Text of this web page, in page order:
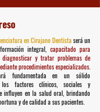
en Cirujano Dentista será un
integral, capacitado para
diagnosticar y tratar problemas de
procedimientos especializados.
fundamentada en un sólido
factores clínicos, sociales y
influyen en la salud oral, brindando
y de calidad a sus pacientes.